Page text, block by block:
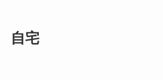
自宅